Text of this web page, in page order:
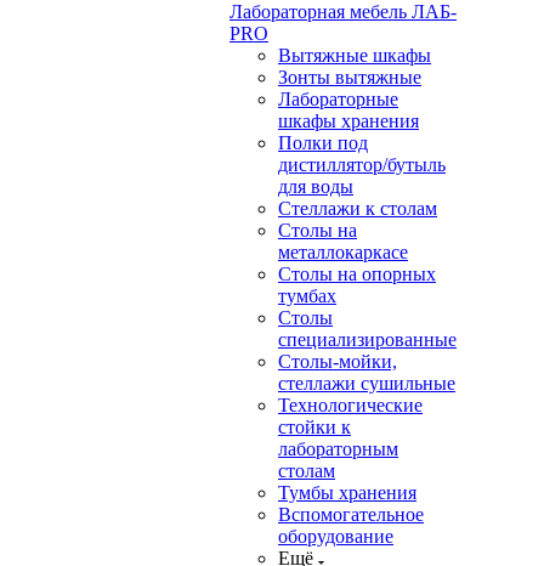
Лабораторная мебель ЛАБ-
PRO
Вытяжные шкафы
Зонты вытяжные
Лабораторные
шкафы хранения
Полки под
дистиллятор/бутыль
для воды
Стеллажи к столам
Столы на
металлокаркасе
Столы на опорных
тумбах
Столы
специализированные
Столы-мойки,
стеллажи сушильные
Технологические
стойки к
лабораторным
столам
Тумбы хранения
Вспомогательное
оборудование
Ещё